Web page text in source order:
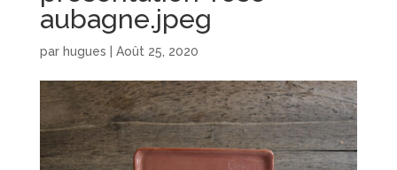
aubagne.jpeg
par hugues Août 25, 2020